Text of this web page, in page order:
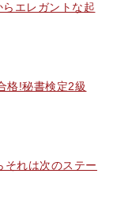
らエレガントな起
格!秘書検定2級
それは次のステー